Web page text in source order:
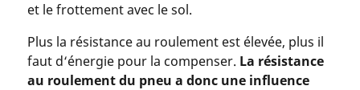
et le frottement avec le sol.
Plus la résistance au roulement est élevée, plus il
faut d‘énergie pour la compenser. La résistance
au roulement du pneu a donc une influence